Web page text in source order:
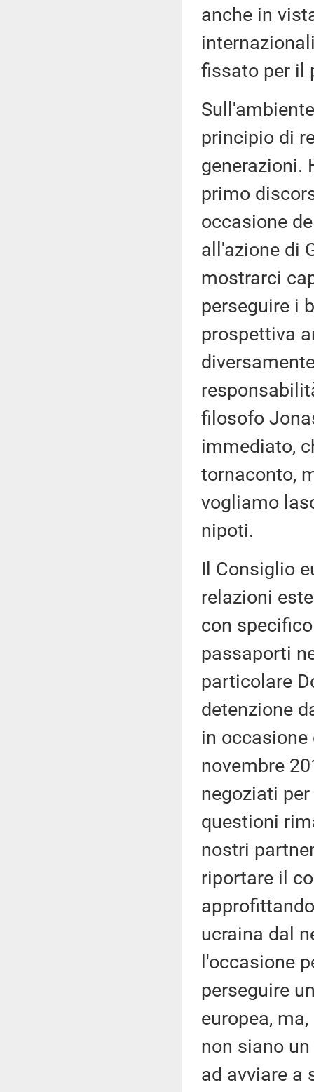
anche in
fissato per il
principio di
generazioni.
primo
occasione
all'azione di
mostrarci
perseguire i
prospettiva
filosofo
immediato,
tornaconto,
vogliamo
nipoti.
Il Consiglio
relazioni
con
passaporti
particolare
detenzione
in
novembre
negoziati
questioni
nostri
riportare il
ucraina dal
l'occasione
perseguire
europea,
non siano
ad avviare a